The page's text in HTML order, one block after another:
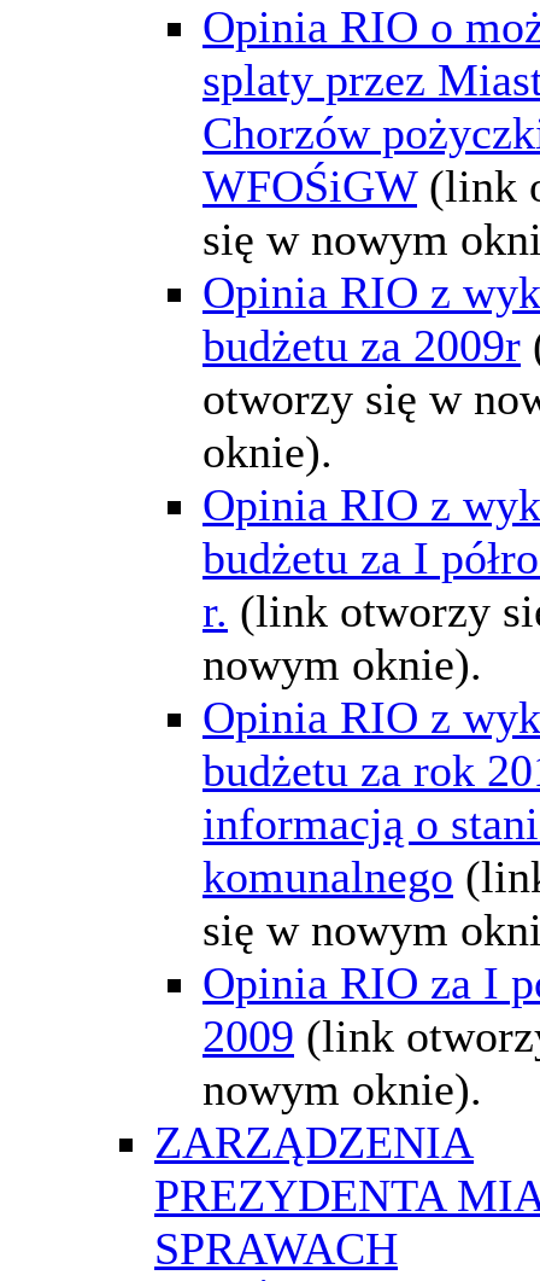
Opinia RIO o
splaty przez
Chorzów
WFOŚiGW (link
się w nowym
Opinia RIO z
budżetu za 2009r
otworzy się w
oknie).
Opinia RIO z
budżetu za I
r. (link otworzy
nowym oknie).
Opinia RIO z
budżetu za rok
informacją o
komunalnego
się w nowym
Opinia RIO za I
2009 (link
nowym oknie).
ZARZĄDZENIA
PREZYDENTA
SPRAWACH